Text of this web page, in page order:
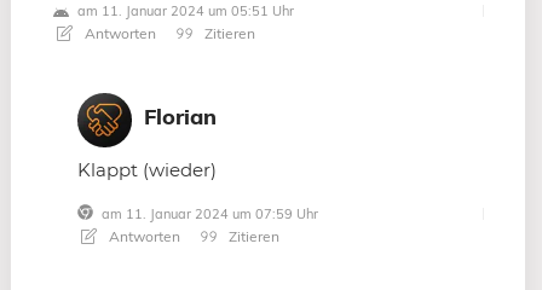
am 11. Januar 2024 um 05:51 Uhr
Antworten Zitieren
Florian
Klappt (wieder)
am 11. Januar 2024 um 07:59 Uhr
Antworten Zitieren